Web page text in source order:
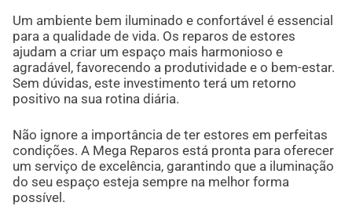
Um ambiente bem iluminado e confortável é essencial
para a qualidade de vida. Os reparos de estores
ajudam a criar um espaço mais harmonioso e
agradável, favorecendo a produtividade e o bem-estar.
Sem dúvidas, este investimento terá um retorno
positivo na sua rotina diária.
Não ignore a importância de ter estores em perfeitas
condições. A Mega Reparos está pronta para oferecer
um serviço de excelência, garantindo que a iluminação
do seu espaço esteja sempre na melhor forma
possível.